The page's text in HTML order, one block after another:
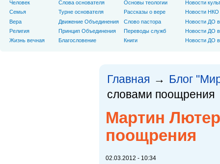
Главная → Блог
словами поощрения
Мартин
поощрения
02.03.2012 - 10:34
Человек
Cемья
Вера
Религия
Жизнь вечная
Слова основателя
Турне основателя
Движение Объединения
Принцип Объединения
Благословение
Основы теологии
Рассказы о вере
Слово пастора
Переводы служб
Книги
Новости
Новости НКО
Новости ДО
Новости ДО
Новости ДО